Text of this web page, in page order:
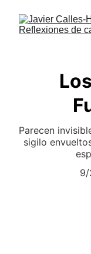
Parecen
sigilo